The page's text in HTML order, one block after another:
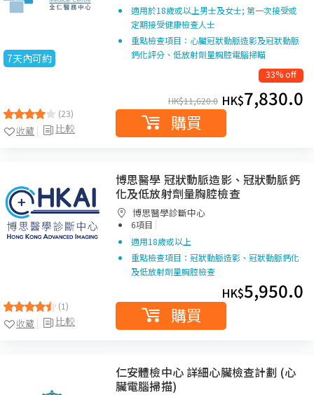
7天內可約
(23)
比較
收藏
適用於18歲或以上男士及女士; 第一次接受或
定期接受健康檢查人士
重點檢查項目：心臟冠狀動脈造影及冠狀動脈
鈣化評分、低放射劑量胸腔電腦掃瞄
33% off
HK$11,620.0 HK$7,830.0
購買
(1)
比較
收藏
博思醫學 冠狀動脈造影、冠狀動脈鈣
化及低放射劑量胸腔檢查
博思醫學診斷中心
6項目 |
適用18歲或以上
重點檢查項目：冠狀動脈造影、冠狀動脈鈣化
及低放射劑量胸腔檢查
HK$5,950.0
購買
仁安體檢中心 詳細心臟檢查計劃 (心
臟電腦掃描)